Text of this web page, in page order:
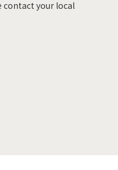
contact your local